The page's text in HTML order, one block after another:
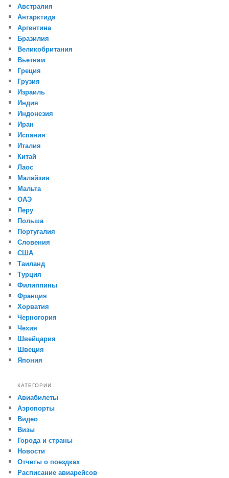
Австралия
Антарктида
Аргентина
Бразилия
Великобритания
Вьетнам
Греция
Грузия
Израиль
Индия
Индонезия
Иран
Испания
Италия
Китай
Лаос
Малайзия
Мальта
ОАЭ
Перу
Польша
Португалия
Словения
США
Таиланд
Турция
Филиппины
Франция
Хорватия
Черногория
Чехия
Швейцария
Швеция
Япония
КАТЕГОРИИ
Авиабилеты
Аэропорты
Видео
Визы
Города и страны
Новости
Отчеты о поездках
Расписание авиарейсов